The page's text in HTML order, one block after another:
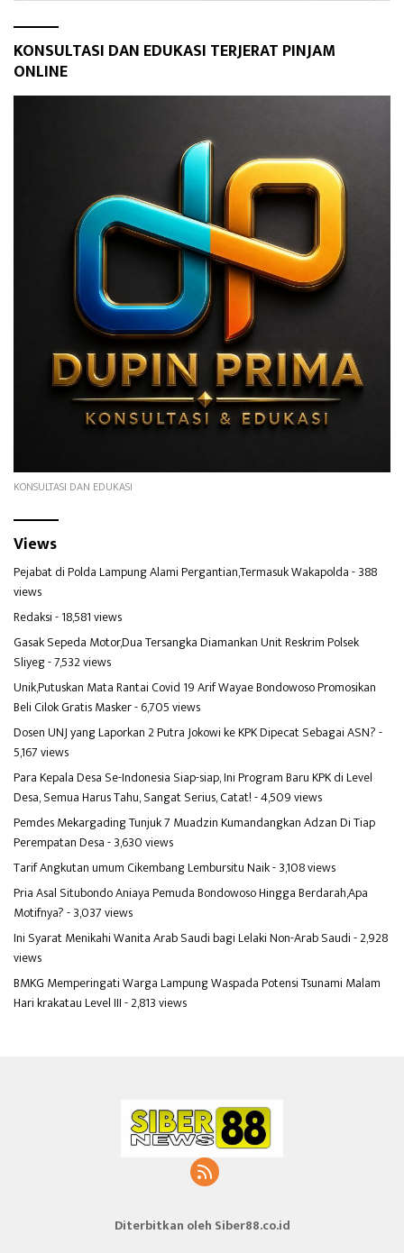
KONSULTASI DAN EDUKASI TERJERAT PINJAM
ONLINE
KONSULTASI DAN EDUKASI
Views
Pejabat di Polda Lampung Alami Pergantian,Termasuk Wakapolda- 388
views
Redaksi- 18,581 views
Gasak Sepeda Motor,Dua Tersangka Diamankan Unit Reskrim Polsek
Sliyeg- 7,532 views
Unik,Putuskan Mata Rantai Covid 19 Arif Wayae Bondowoso Promosikan
Beli Cilok Gratis Masker- 6,705 views
Dosen UNJ yang Laporkan 2 Putra Jokowi ke KPK Dipecat Sebagai ASN?-
5,167 views
Para Kepala Desa Se-Indonesia Siap-siap, Ini Program Baru KPK di Level
Desa, Semua Harus Tahu, Sangat Serius, Catat!- 4,509 views
Pemdes Mekargading Tunjuk 7 Muadzin Kumandangkan Adzan Di Tiap
Perempatan Desa- 3,630 views
Tarif Angkutan umum Cikembang Lembursitu Naik- 3,108 views
Pria Asal Situbondo Aniaya Pemuda Bondowoso Hingga Berdarah,Apa
Motifnya?- 3,037 views
Ini Syarat Menikahi Wanita Arab Saudi bagi Lelaki Non-Arab Saudi- 2,928
views
BMKG Memperingati Warga Lampung Waspada Potensi Tsunami Malam
Hari krakatau Level III- 2,813 views
Diterbitkan oleh Siber88.co.id